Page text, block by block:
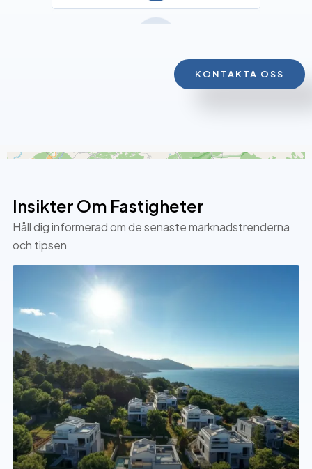
KONTAKTA OSS
2
Insikter Om Fastigheter
Håll dig informerad om de senaste marknadstrenderna
och tipsen